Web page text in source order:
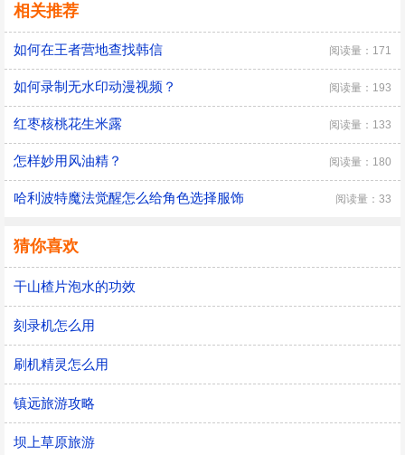
相关推荐
如何在王者营地查找韩信 阅读量：171
如何录制无水印动漫视频？ 阅读量：193
红枣核桃花生米露 阅读量：133
怎样妙用风油精？ 阅读量：180
哈利波特魔法觉醒怎么给角色选择服饰 阅读量：33
猜你喜欢
干山楂片泡水的功效
刻录机怎么用
刷机精灵怎么用
镇远旅游攻略
坝上草原旅游